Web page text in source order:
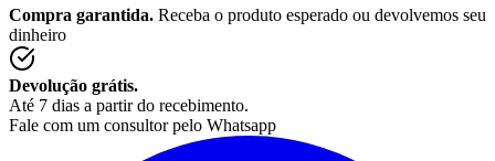
Compra garantida. Receba o produto esperado ou devolvemos seu
dinheiro
Devolução grátis.
Até 7 dias a partir do recebimento.
Fale com um consultor pelo Whatsapp